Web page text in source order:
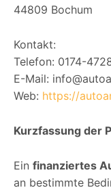
44809 Bochum
Kontakt:
Telefon: 0174-
E-Mail:
Web: https://
Kurzfassung der
Ein finanziertes
an bestimmte